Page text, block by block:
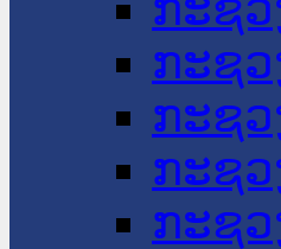
ກະຊວ
ກະຊວ
ກະຊ
ກະຊວ